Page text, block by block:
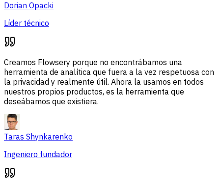
Dorian Opacki
Líder técnico
Creamos Flowsery porque no encontrábamos una
herramienta de analítica que fuera a la vez respetuosa con
la privacidad y realmente útil. Ahora la usamos en todos
nuestros propios productos, es la herramienta que
deseábamos que existiera.
Taras Shynkarenko
Ingeniero fundador